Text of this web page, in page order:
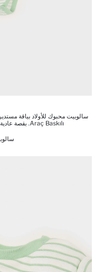
Araç Baskılı. بقصة عادية وربيع / صيف بيج فاتح. تتضمن طقم واحدة.